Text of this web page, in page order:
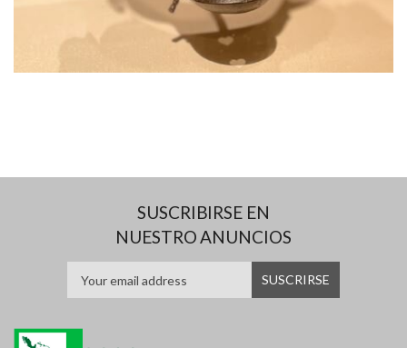
SUSCRIBIRSE EN
NUESTRO ANUNCIOS